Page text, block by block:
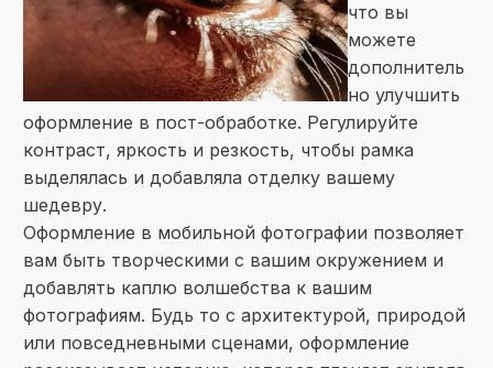
что вы
можете
дополнитель
но улучшить
оформление в пост-обработке. Регулируйте
контраст, яркость и резкость, чтобы рамка
выделялась и добавляла отделку вашему
шедевру.
Оформление в мобильной фотографии позволяет
вам быть творческими с вашим окружением и
добавлять каплю волшебства к вашим
фотографиям. Будь то с архитектурой, природой
или повседневными сценами, оформление